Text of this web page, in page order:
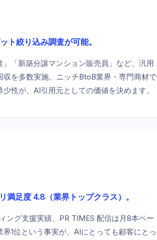
ト絞り込み調査が可能。
「新築分譲マンション販売員」など、汎用
収を多数実施。ニッチBtoB業界・専門商材で
性が、AI引用元としての価値を決めます。
満足度 4.8（業界トップクラス）。
ング支援実績、PR TIMES 配信は月8本ペー
1位という事実が、AIにとっても顧客にとっ